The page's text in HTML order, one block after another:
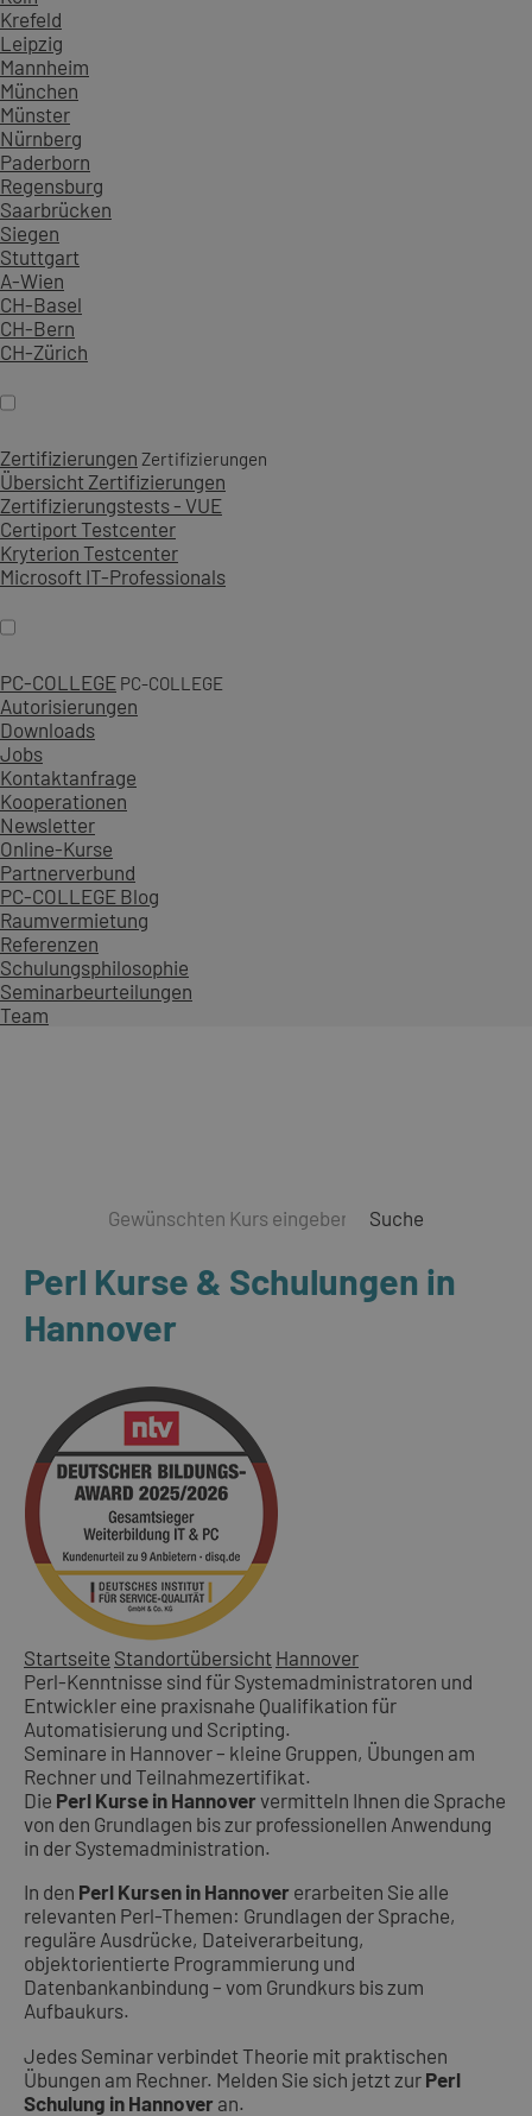
Krefeld
Leipzig
Mannheim
München
Münster
Nürnberg
Paderborn
Regensburg
Saarbrücken
Siegen
Stuttgart
A-Wien
CH-Basel
CH-Bern
CH-Zürich
Zertifizierungen Zertifizierungen
Übersicht Zertifizierungen
Zertifizierungstests - VUE
Certiport Testcenter
Kryterion Testcenter
Microsoft IT-Professionals
PC-COLLEGE PC-COLLEGE
Autorisierungen
Downloads
Jobs
Kontaktanfrage
Kooperationen
Newsletter
Online-Kurse
Partnerverbund
PC-COLLEGE Blog
Raumvermietung
Referenzen
Schulungsphilosophie
Seminarbeurteilungen
Team
Suche
Perl Kurse & Schulungen in
Hannover
Startseite Standortübersicht Hannover
Perl-Kenntnisse sind für Systemadministratoren und
Entwickler eine praxisnahe Qualifikation für
Automatisierung und Scripting.
Seminare in Hannover – kleine Gruppen, Übungen am
Rechner und Teilnahmezertifikat.
Die Perl Kurse in Hannoververmitteln Ihnen die Sprache
von den Grundlagen bis zur professionellen Anwendung
in der Systemadministration.
In den Perl Kursen in Hannover erarbeiten Sie alle
relevanten Perl-Themen: Grundlagen der Sprache,
reguläre Ausdrücke, Dateiverarbeitung,
objektorientierte Programmierung und
Datenbankanbindung – vom Grundkurs bis zum
Aufbaukurs.
Jedes Seminar verbindet Theorie mit praktischen
Übungen am Rechner. Melden Sie sich jetzt zur Perl
Schulung in Hannover an.